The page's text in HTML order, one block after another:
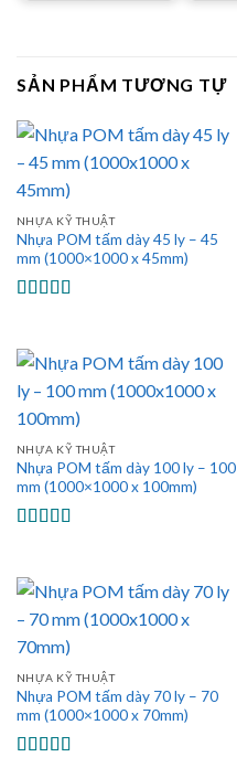
SẢN PHẨM TƯƠNG TỰ
NHỰA KỸ THUẬT
Nhựa POM tấm dày 45 ly – 45
mm (1000×1000 x 45mm)
sao
NHỰA KỸ THUẬT
Nhựa POM tấm dày 100 ly – 100
mm (1000×1000 x 100mm)
sao
NHỰA KỸ THUẬT
Nhựa POM tấm dày 70 ly – 70
mm (1000×1000 x 70mm)